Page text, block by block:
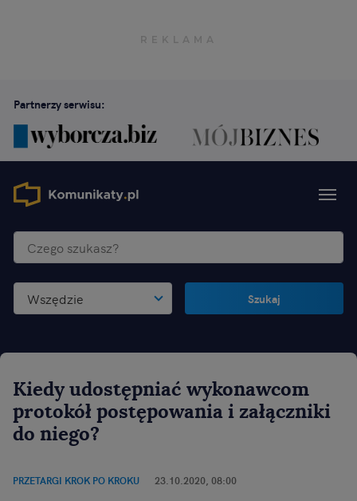
Partnerzy serwisu:
Wszędzie Szukaj
Kiedy udostępniać wykonawcom
protokół postępowania i załączniki
do niego?
PRZETARGI KROK PO KROKU 23.10.2020, 08:00